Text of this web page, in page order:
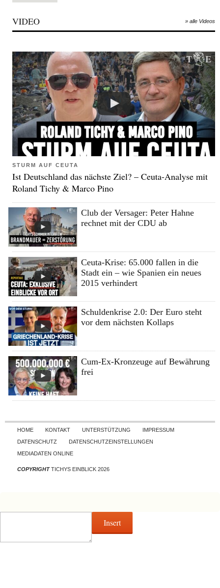
VIDEO » alle Videos
STURM AUF CEUTA
Ist Deutschland das nächste Ziel? – Ceuta-Analyse mit
Roland Tichy & Marco Pino
Club der Versager: Peter Hahne
rechnet mit der CDU ab
Ceuta-Krise: 65.000 fallen in die
Stadt ein – wie Spanien ein neues
2015 verhindert
Schuldenkrise 2.0: Der Euro steht
vor dem nächsten Kollaps
Cum-Ex-Kronzeuge auf Bewährung
frei
Skip to content
HOME KONTAKT UNTERSTÜTZUNG
IMPRESSUM
DATENSCHUTZ
DATENSCHUTZEINSTELLUNGEN
MEDIADATEN ONLINE
COPYRIGHTTICHYS EINBLICK 2026
Insert